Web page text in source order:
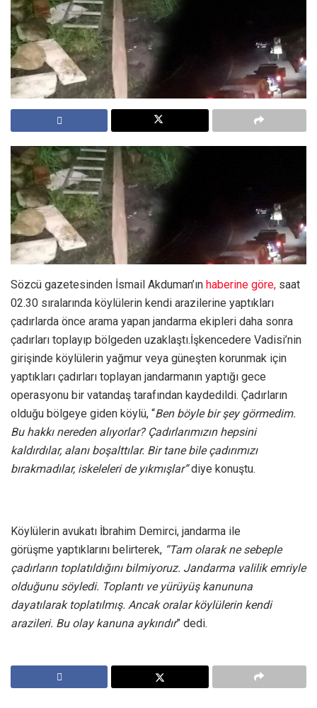
Sözcü gazetesinden İsmail Akduman’ın haberine göre, saat
02.30 sıralarında köylülerin kendi arazilerine yaptıkları
çadırlarda önce arama yapan jandarma ekipleri daha sonra
çadırları toplayıp bölgeden uzaklaştı.İşkencedere Vadisi’nin
girişinde köylülerin yağmur veya güneşten korunmak için
yaptıkları çadırları toplayan jandarmanın yaptığı gece
operasyonu bir vatandaş tarafından kaydedildi. Çadırların
olduğu bölgeye giden köylü, “Ben böyle bir şey görmedim.
Bu hakkı nereden alıyorlar? Çadırlarımızın hepsini
kaldırdılar, alanı boşalttılar. Bir tane bile çadırımızı
bırakmadılar, iskeleleri de yıkmışlar”diye konuştu.
Köylülerin avukatı İbrahim Demirci, jandarma ile
görüşme yaptıklarını belirterek, “Tam olarak ne sebeple
çadırların toplatıldığını bilmiyoruz. Jandarma valilik emriyle
olduğunu söyledi. Toplantı ve yürüyüş kanununa
dayatılarak toplatılmış. Ancak oralar köylülerin kendi
arazileri. Bu olay kanuna aykırıdır” dedi.